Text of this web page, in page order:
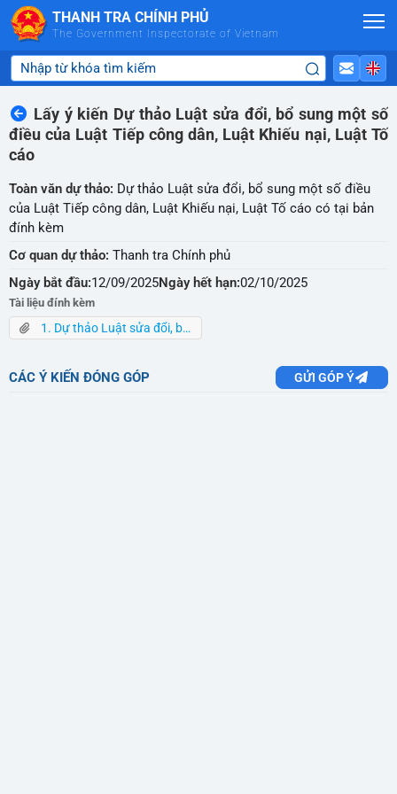
Skip to Main Content
THANH TRA CHÍNH PHỦ
The Government Inspectorate of Vietnam
Lấy ý kiến Dự thảo Luật sửa đổi, bổ sung một số
điều của Luật Tiếp công dân, Luật Khiếu nại, Luật Tố
cáo
Toàn văn dự thảo: Dự thảo Luật sửa đổi, bổ sung một số điều
của Luật Tiếp công dân, Luật Khiếu nại, Luật Tố cáo có tại bản
đính kèm
Cơ quan dự thảo: Thanh tra Chính phủ
Ngày bắt đầu:12/09/2025Ngày hết hạn:02/10/2025
Tài liệu đính kèm
1. Dự thảo Luật sửa đổi, bổ sung một số điều Luật KN, Luật TC,Luật TCD.pdf
CÁC Ý KIẾN ĐÓNG GÓP GỬI GÓP Ý